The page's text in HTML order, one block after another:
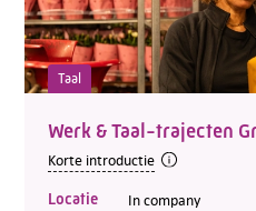
Taal
Werk & Taal-trajecten
Korte introductie
Locatie In company